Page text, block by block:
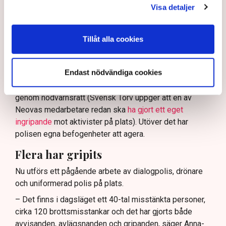
Visa detaljer
Tillåt alla cookies
Endast nödvändiga cookies
ha en tydligare skyldighet att skydda privat egendom
Nu svarar polisen på kritiken.
kommunikationsavdelningen i region Väst, har
verksamhetsutövaren, eller dennes ordningsvakter, rätt
att be personer lämna platsen och skydda sin egendom
genom nödvärnsrätt (Svensk Torv uppger att en av
Neovas medarbetare redan ska ha gjort ett eget
ingripande mot aktivister på plats). Utöver det har
polisen egna befogenheter att agera.
Flera har gripits
Nu utförs ett pågående arbete av dialogpolis, drönare
och uniformerad polis på plats.
– Det finns i dagsläget ett 40-tal misstänkta personer,
cirka 120 brottsmisstankar och det har gjorts både
avvisanden, avlägsnanden och gripanden, säger Anna-